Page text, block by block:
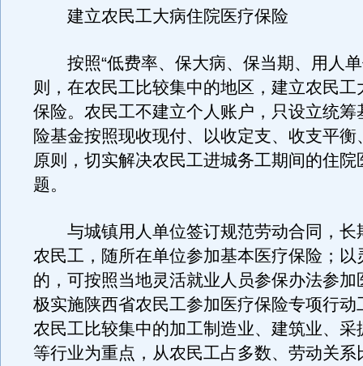
建立农民工大病住院医疗保险
按照“低费率、保大病、保当期、用人单
则，在农民工比较集中的地区，建立农民工
保险。农民工不建立个人账户，只设立统筹
险基金按照现收现付、以收定支、收支平衡
原则，切实解决农民工进城务工期间的住院
题。
与城镇用人单位签订规范劳动合同，长
农民工，随所在单位参加基本医疗保险；以
的，可按照当地灵活就业人员参保办法参加
极实施陕西省农民工参加医疗保险专项行动
农民工比较集中的加工制造业、建筑业、采
等行业为重点，从农民工占多数、劳动关系